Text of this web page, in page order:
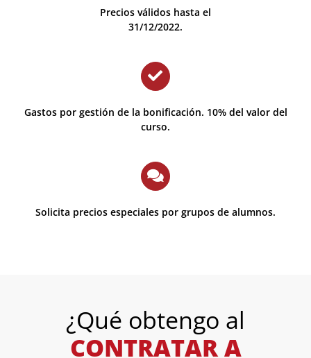
Precios válidos hasta el
31/12/2022.
Gastos por gestión de la bonificación. 10% del valor del
curso.
Solicita precios especiales por grupos de alumnos.
¿Qué obtengo al
CONTRATAR A